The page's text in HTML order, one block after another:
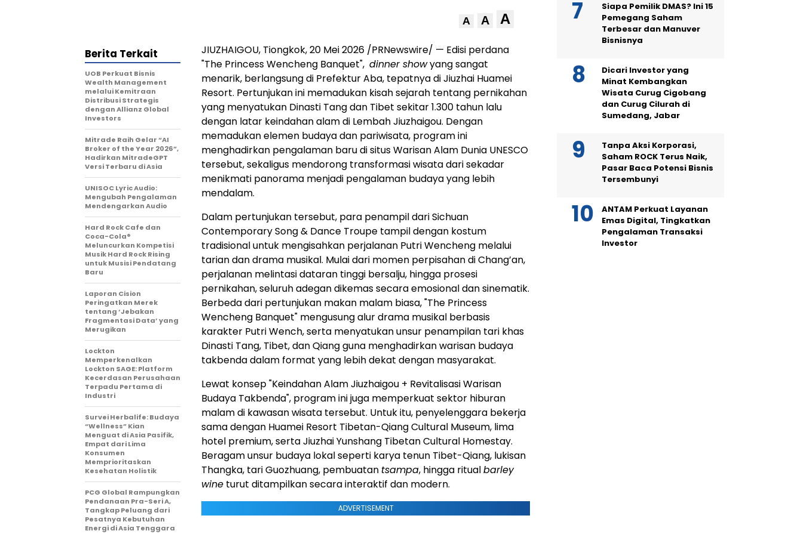
A A A
JIUZHAIGOU, Tiongkok, 20 Mei 2026 /PRNewswire/ — Edisi perdana
"The Princess Wencheng Banquet", dinner showyang sangat
menarik, berlangsung di Prefektur Aba, tepatnya di Jiuzhai Huamei
Resort. Pertunjukan ini memadukan kisah sejarah tentang pernikahan
yang menyatukan Dinasti Tang dan Tibet sekitar 1.300 tahun lalu
dengan latar keindahan alam di Lembah Jiuzhaigou. Dengan
memadukan elemen budaya dan pariwisata, program ini
menghadirkan pengalaman baru di situs Warisan Alam Dunia UNESCO
tersebut, sekaligus mendorong transformasi wisata dari sekadar
menikmati panorama menjadi pengalaman budaya yang lebih
mendalam.
Dalam pertunjukan tersebut, para penampil dari Sichuan
Contemporary Song & Dance Troupe tampil dengan kostum
tradisional untuk mengisahkan perjalanan Putri Wencheng melalui
tarian dan drama musikal. Mulai dari momen perpisahan di Chang’an,
perjalanan melintasi dataran tinggi bersalju, hingga prosesi
pernikahan, seluruh adegan dikemas secara emosional dan sinematik.
Berbeda dari pertunjukan makan malam biasa, "The Princess
Wencheng Banquet" mengusung alur drama musikal berbasis
karakter Putri Wench, serta menyatukan unsur penampilan tari khas
Dinasti Tang, Tibet, dan Qiang guna menghadirkan warisan budaya
takbenda dalam format yang lebih dekat dengan masyarakat.
Lewat konsep "Keindahan Alam Jiuzhaigou + Revitalisasi Warisan
Budaya Takbenda", program ini juga memperkuat sektor hiburan
malam di kawasan wisata tersebut. Untuk itu, penyelenggara bekerja
sama dengan Huamei Resort Tibetan-Qiang Cultural Museum, lima
hotel premium, serta Jiuzhai Yunshang Tibetan Cultural Homestay.
Beragam unsur budaya lokal seperti karya tenun Tibet-Qiang, lukisan
Thangka, tari Guozhuang, pembuatan tsampa, hingga ritualbarley
wine turut ditampilkan secara interaktif dan modern.
ADVERTISEMENT
Berita Terkait
UOB Perkuat Bisnis
Wealth Management
melalui Kemitraan
Distribusi Strategis
dengan Allianz Global
Investors
Mitrade Raih Gelar “AI
Broker of the Year 2026”,
Hadirkan MitradeGPT
Versi Terbaru di Asia
UNISOC Lyric Audio:
Mengubah Pengalaman
Mendengarkan Audio
Hard Rock Cafe dan
Coca-Cola®
Meluncurkan Kompetisi
Musik Hard Rock Rising
untuk Musisi Pendatang
Baru
Laporan Cision
Peringatkan Merek
tentang ‘Jebakan
Fragmentasi Data’ yang
Merugikan
Lockton
Memperkenalkan
Lockton SAGE: Platform
Kecerdasan Perusahaan
Terpadu Pertama di
Industri
Survei Herbalife: Budaya
“Wellness” Kian
Menguat di Asia Pasifik,
Empat dari Lima
Konsumen
Memprioritaskan
Kesehatan Holistik
PCG Global Rampungkan
Pendanaan Pra-Seri A,
Tangkap Peluang dari
Pesatnya Kebutuhan
Energi di Asia Tenggara
Siapa Pemilik DMAS? Ini 15
Pemegang Saham
Terbesar dan Manuver
Bisnisnya
Dicari Investor yang
Minat Kembangkan
Wisata Curug Cigobang
dan Curug Cilurah di
Sumedang, Jabar
Tanpa Aksi Korporasi,
Saham ROCK Terus Naik,
Pasar Baca Potensi Bisnis
Tersembunyi
ANTAM Perkuat Layanan
Emas Digital, Tingkatkan
Pengalaman Transaksi
Investor